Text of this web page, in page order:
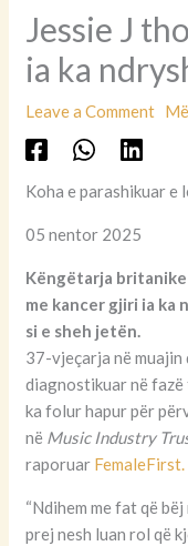
Jessie J
ia ka
Leave a Comment
Koha e parashikuar e
05 nentor 2025
Këngëtarja britanike
me kancer gjiri ia ka
si e sheh jetën.
37-vjeçarja në
diagnostikuar në fazë
ka folur hapur për
në Music Industry
raporuar FemaleFirst.
“Ndihem me fat që
prej nesh luan rol që